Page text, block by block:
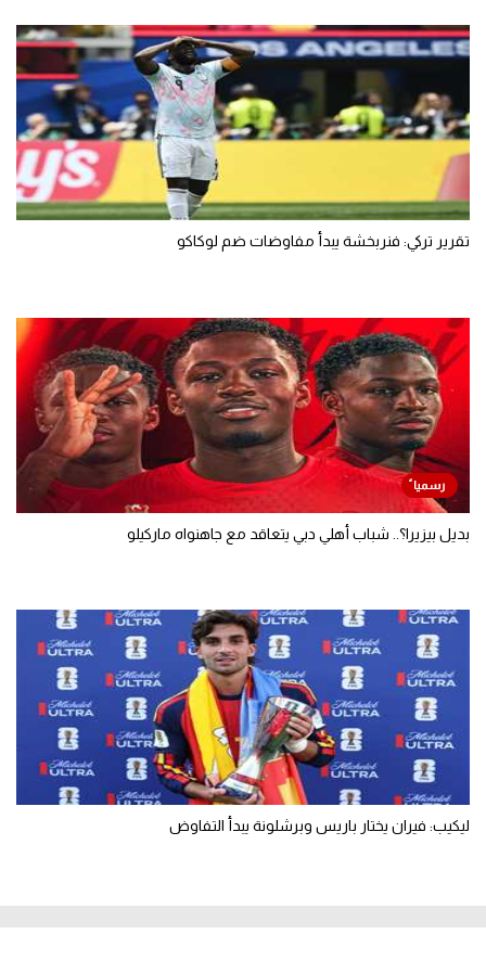
تقرير تركي: فنربخشة يبدأ مفاوضات ضم لوكاكو
بديل بيزيرا؟.. شباب أهلي دبي يتعاقد مع جاهنواه ماركيلو
ليكيب: فيران يختار باريس وبرشلونة يبدأ التفاوض